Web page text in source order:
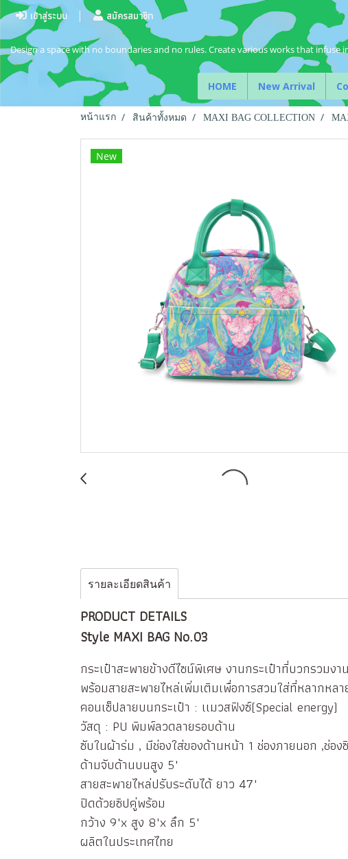
เข้าสู่ระบบ สมัครสมาชิก
Design a space with no boundaries and no rules. Create various works that
HOME New Arrival
หน้าแรก สินค้าทั้งหมด MAXI BAG COLLECTION
New
รายละเอียดสินค้า
PRODUCT DETAILS
Style MAXI BAG No.03
กระเป๋าสะพายข้างดีไซน์พิเศษ งานกระเป๋าที่บวกรวมง
พร้อมสายสะพายไหล่เพิ่มเติมเพื่อการสวมใส่ที่หลากห
คอนเซ็ปลายบนกระเป๋า : เเมวสฟิงซ์(Special energy)
วัสดุ : PU พิมพ์ลวดลายรอบด้าน
ซับในผ้าร่ม , มีช่องใส่ของด้านหน้า 1 ช่องภายนอก ,ช่อ
ด้ามจับด้านบนสูง 5"
สายสะพายไหล่ปรับระดับได้ ยาว 47"
ปิดด้วยซิปคู่พร้อม
กว้าง 9"x สูง 8"x ลึก 5"
ผลิตในประเทศไทย